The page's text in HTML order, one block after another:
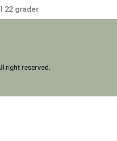
22 grader
right reserved.